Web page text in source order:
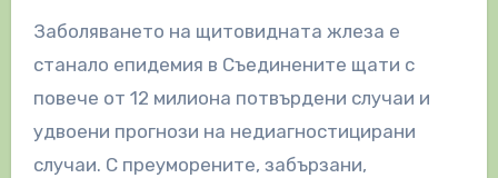
Заболяването на щитовидната жлеза е
станало епидемия в Съединените щати с
повече от 12 милиона потвърдени случаи и
удвоени прогнози на недиагностицирани
случаи. С преуморените, забързани,